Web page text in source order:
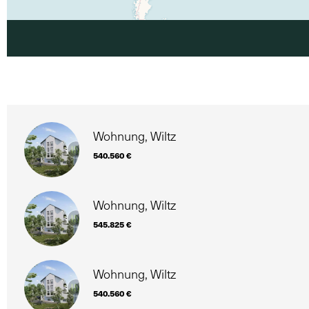
Wohnung, Wiltz
540.560 €
Wohnung, Wiltz
545.825 €
Wohnung, Wiltz
540.560 €